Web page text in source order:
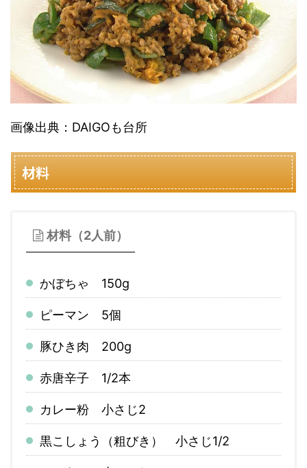
画像出典：DAIGOも台所
材料
材料（2人前）
かぼちゃ 150g
ピーマン 5個
豚ひき肉 200g
赤唐辛子 1/2本
カレー粉 小さじ2
黒こしょう（粗びき） 小さじ1/2